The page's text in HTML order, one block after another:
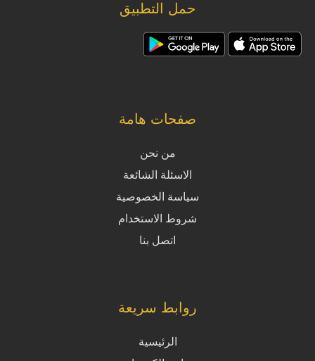
حمل التطبيق
صفحات هامة
من نحن
الاسئلة الشائعة
سياسة الخصوصية
شروط الاستخدام
اتصل بنا
روابط سريعة
الرئيسية